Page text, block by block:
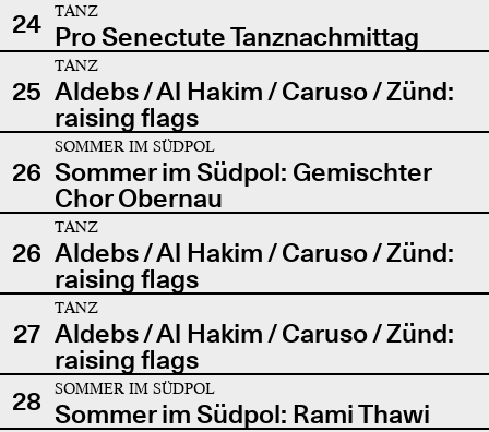
24
TANZ
Pro Senectute Tanznachmittag
25
TANZ
Aldebs / Al Hakim / Caruso / Zünd:
raising flags
26
SOMMER IM SÜDPOL
Sommer im Südpol: Gemischter
Chor Obernau
26
TANZ
Aldebs / Al Hakim / Caruso / Zünd:
raising flags
27
TANZ
Aldebs / Al Hakim / Caruso / Zünd:
raising flags
28
SOMMER IM SÜDPOL
Sommer im Südpol: Rami Thawi